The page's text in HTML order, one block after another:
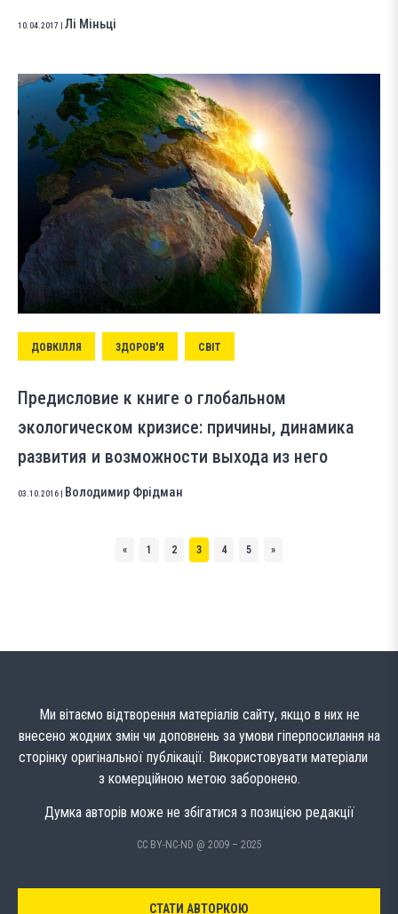
10.04.2017 Лі Міньці
ДОВКІЛЛЯ ЗДОРОВ'Я СВІТ
Предисловие к книге о глобальном
экологическом кризисе: причины, динамика
развития и возможности выхода из него
03.10.2016 Володимир Фрідман
« 1 2 3 4 5 »
Ми вітаємо відтворення матеріалів сайту, якщо в них не
внесено жодних змін чи доповнень за умови гіперпосилання на
сторінку оригінальної публікації. Використовувати матеріали
з комерційною метою заборонено.
Думка авторів може не збігатися з позицією редакції
CC BY-NC-ND @ 2009 – 2025
СТАТИ АВТОРКОЮ